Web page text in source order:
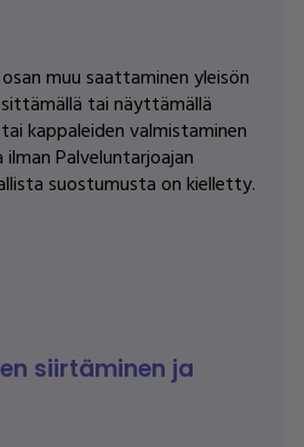
muu saattaminen yleisön
tai näyttämällä
kappaleiden valmistaminen
Palveluntarjoajan
suostumusta on kielletty.
siirtäminen ja